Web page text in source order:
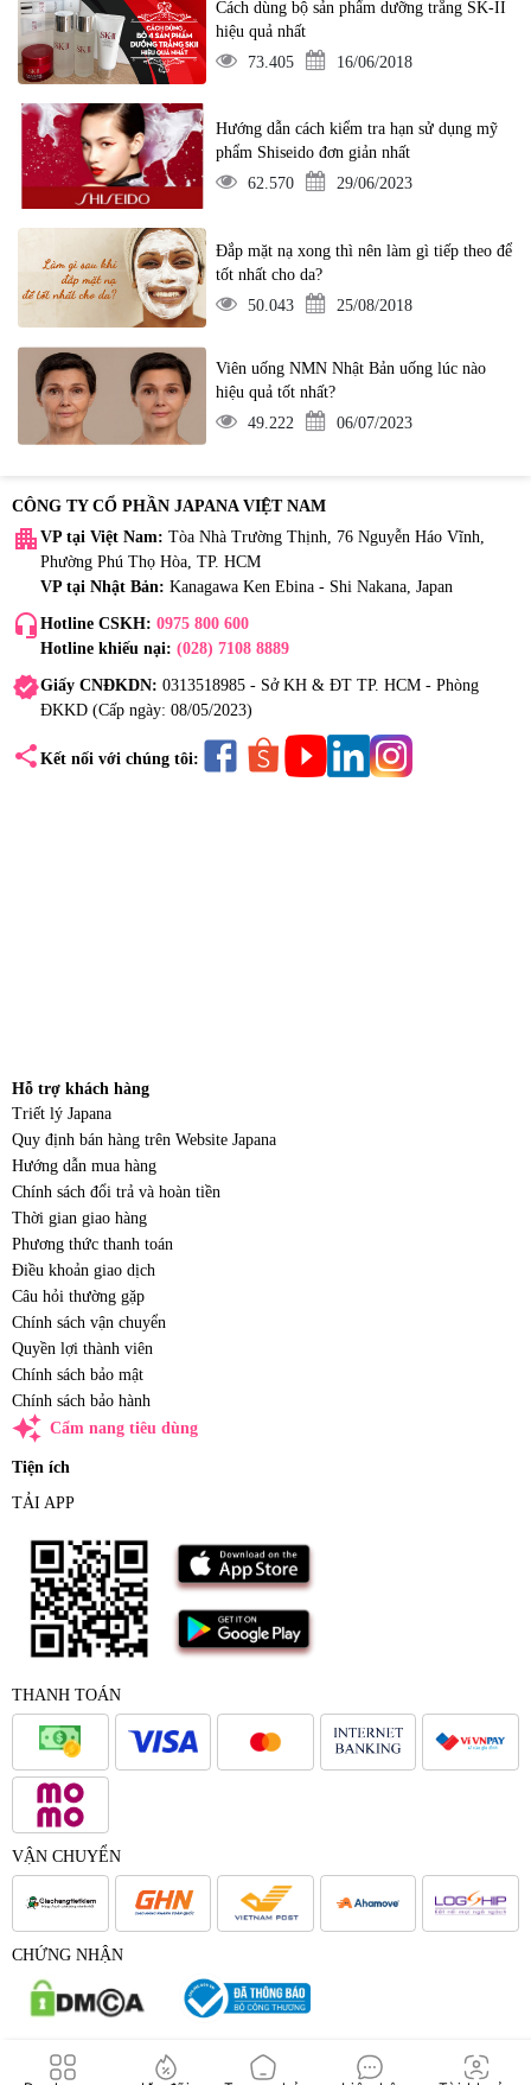
Cách dùng bộ sản phẩm dưỡng trắng SK-II
hiệu quả nhất
73.405
16/06/2018
Hướng dẫn cách kiểm tra hạn sử dụng mỹ
phẩm Shiseido đơn giản nhất
62.570
29/06/2023
Đắp mặt nạ xong thì nên làm gì tiếp theo để
tốt nhất cho da?
50.043
25/08/2018
Viên uống NMN Nhật Bản uống lúc nào
hiệu quả tốt nhất?
49.222
06/07/2023
CÔNG TY CỔ PHẦN JAPANA VIỆT NAM
apartment VP tại Việt Nam: Tòa Nhà Trường Thịnh, 76 Nguyễn Háo Vĩnh,
Phường Phú Thọ Hòa, TP. HCM
VP tại Nhật Bản: Kanagawa Ken Ebina - Shi Nakana, Japan
headset_mic Hotline CSKH: 0975 800 600
Hotline khiếu nại: (028) 7108 8889
verifiedGiấy CNĐKDN: 0313518985 - Sở KH & ĐT TP. HCM - Phòng
ĐKKD (Cấp ngày: 08/05/2023)
share Kết nối với chúng tôi:
Hỗ trợ khách hàng
Triết lý Japana
Quy định bán hàng trên Website Japana
Hướng dẫn mua hàng
Chính sách đổi trả và hoàn tiền
Thời gian giao hàng
Phương thức thanh toán
Điều khoản giao dịch
Câu hỏi thường gặp
Chính sách vận chuyển
Quyền lợi thành viên
Chính sách bảo mật
Chính sách bảo hành
auto_awesome Cẩm nang tiêu dùng
Tiện ích
TẢI APP
THANH TOÁN
VẬN CHUYỂN
CHỨNG NHẬN
© 2017 - Bản quyền của Công Ty Cổ Phần Japana Việt Nam -